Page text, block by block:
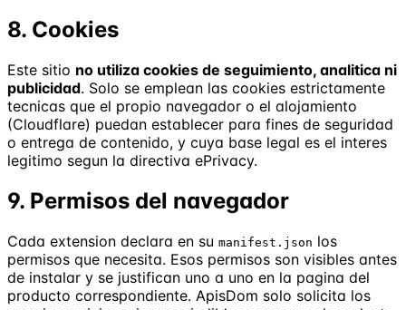
8. Cookies
Este sitio no utiliza cookies de seguimiento, analitica ni
publicidad. Solo se emplean las cookies estrictamente
tecnicas que el propio navegador o el alojamiento
(Cloudflare) puedan establecer para fines de seguridad
o entrega de contenido, y cuya base legal es el interes
legitimo segun la directiva ePrivacy.
9. Permisos del navegador
Cada extension declara en su manifest.json los
permisos que necesita. Esos permisos son visibles antes
de instalar y se justifican uno a uno en la pagina del
producto correspondiente. ApisDom solo solicita los